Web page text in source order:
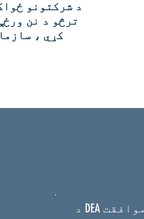
ترڅو د نن
کړي ،
د DEA د موافقت